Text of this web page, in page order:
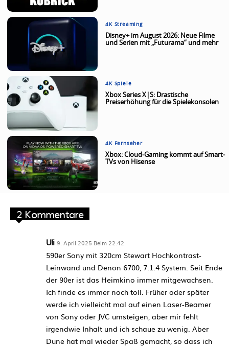
4K Streaming
Disney+ im August 2026: Neue Filme
und Serien mit „Futurama“ und mehr
4K Spiele
Xbox Series X|S: Drastische
Preiserhöhung für die Spielekonsolen
4K Fernseher
Xbox: Cloud-Gaming kommt auf Smart-
TVs von Hisense
2 Kommentare
Uli 9. April 2025 Beim 22:42
590er Sony mit 320cm Stewart Hochkontrast-
Leinwand und Denon 6700, 7.1.4 System. Seit Ende
der 90er ist das Heimkino immer mitgewachsen.
Ich finde es immer noch toll. Früher oder später
werde ich vielleicht mal auf einen Laser-Beamer
von Sony oder JVC umsteigen, aber mir fehlt
irgendwie Inhalt und ich schaue zu wenig. Aber
Dune hat mal wieder Spaß gemacht, so dass ich